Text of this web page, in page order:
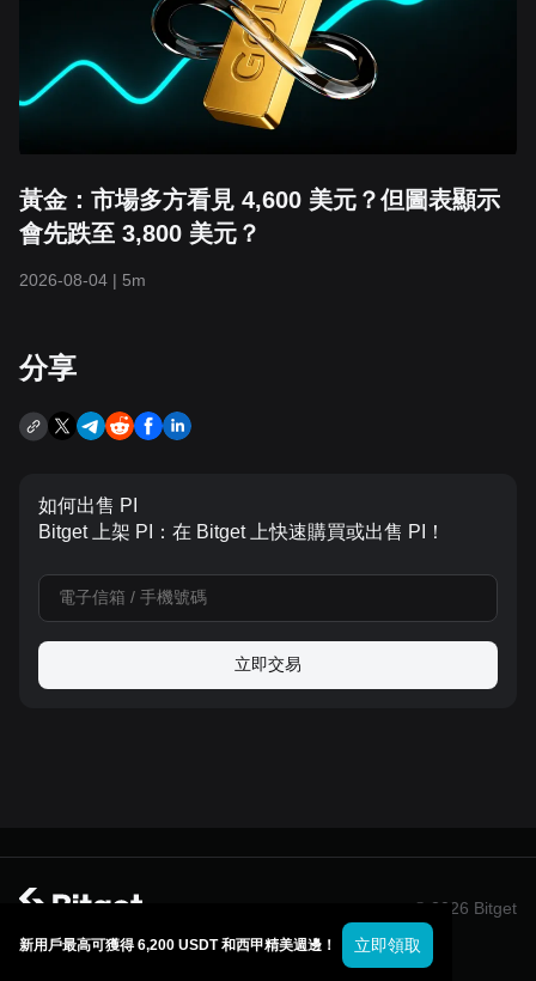
黃金：市場多方看見 4,600 美元？但圖表顯示
會先跌至 3,800 美元？
2026-08-04 | 5m
分享
如何出售 PI
Bitget 上架 PI：在 Bitget 上快速購買或出售 PI！
立即交易
新用戶最高可獲得 6,200 USDT 和西甲精美週邊！ 立即領取
© 2026 Bitget